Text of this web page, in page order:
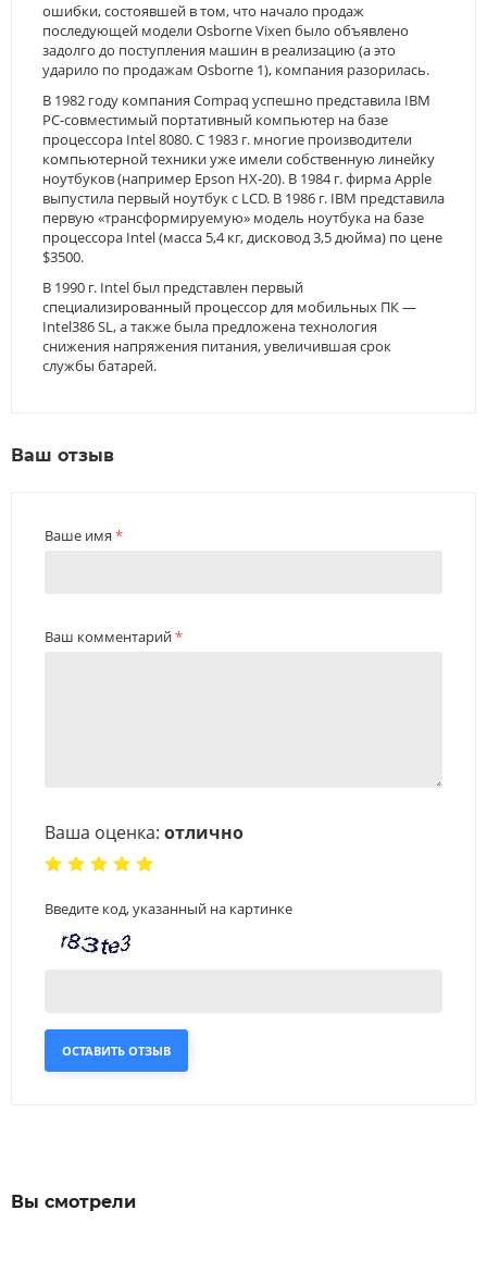
ошибки, состоявшей в том, что начало продаж
последующей модели Osborne Vixen было объявлено
задолго до поступления машин в реализацию (а это
ударило по продажам Osborne 1), компания разорилась.
В 1982 году компания Compaq успешно представила IBM
PC-совместимый портативный компьютер на базе
процессора Intel 8080. С 1983 г. многие производители
компьютерной техники уже имели собственную линейку
ноутбуков (например Epson HX-20). В 1984 г. фирма Apple
выпустила первый ноутбук с LCD. В 1986 г. IBM представила
первую «трансформируемую» модель ноутбука на базе
процессора Intel (масса 5,4 кг, дисковод 3,5 дюйма) по цене
$3500.
В 1990 г. Intel был представлен первый
специализированный процессор для мобильных ПК —
Intel386 SL, а также была предложена технология
снижения напряжения питания, увеличившая срок
службы батарей.
Ваш отзыв
Ваше имя *
Ваш комментарий*
Ваша оценка: отлично
Введите код, указанный на картинке
ОСТАВИТЬ ОТЗЫВ
Вы смотрели